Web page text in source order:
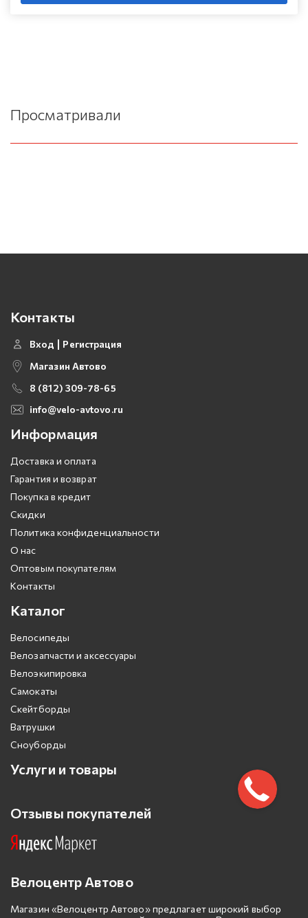
Просматривали
Контакты
Вход
Регистрация
Магазин Автово
8 (812) 309-78-65
info@velo-avtovo.ru
Информация
Доставка и оплата
Гарантия и возврат
Покупка в кредит
Скидки
Политика конфиденциальности
О нас
Оптовым покупателям
Контакты
Каталог
Велосипеды
Велозапчасти и аксессуары
Велоэкипировка
Самокаты
Скейтборды
Ватрушки
Сноуборды
Услуги и товары
Отзывы покупателей
Велоцентр Автово
Магазин «Велоцентр Автово» предлагает широкий выбор